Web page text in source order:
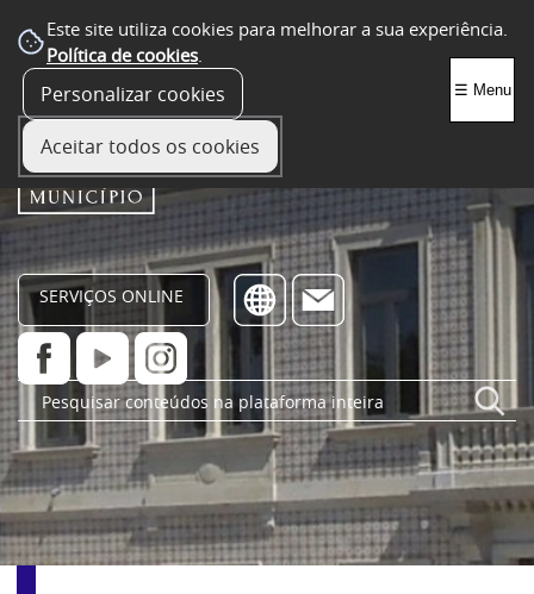
Este site utiliza cookies para melhorar a sua experiência.
Política de cookies.
Personalizar cookies
Aceitar todos os cookies
SERVIÇOS ONLINE
☰ Menu